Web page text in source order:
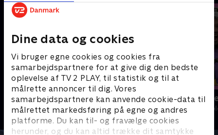
Dine data og cookies
Vi bruger egne cookies og cookies fra
samarbejdspartnere for at give dig den bedste
oplevelse af TV 2 PLAY, til statistik og til at
målrette annoncer til dig. Vores
samarbejdspartnere kan anvende cookie-data til
målrettet markedsføring på egne og andres
platforme. Du kan til- og fravælge cookies
herunder, og du kan altid trække dit samtykke
Slikbyggerne
Børne-underholdning • 3 sæsoner
Mit nye
Børne-